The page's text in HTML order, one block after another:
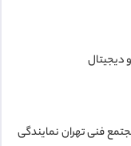
دیجیتال
فنی تهران نمایندگی